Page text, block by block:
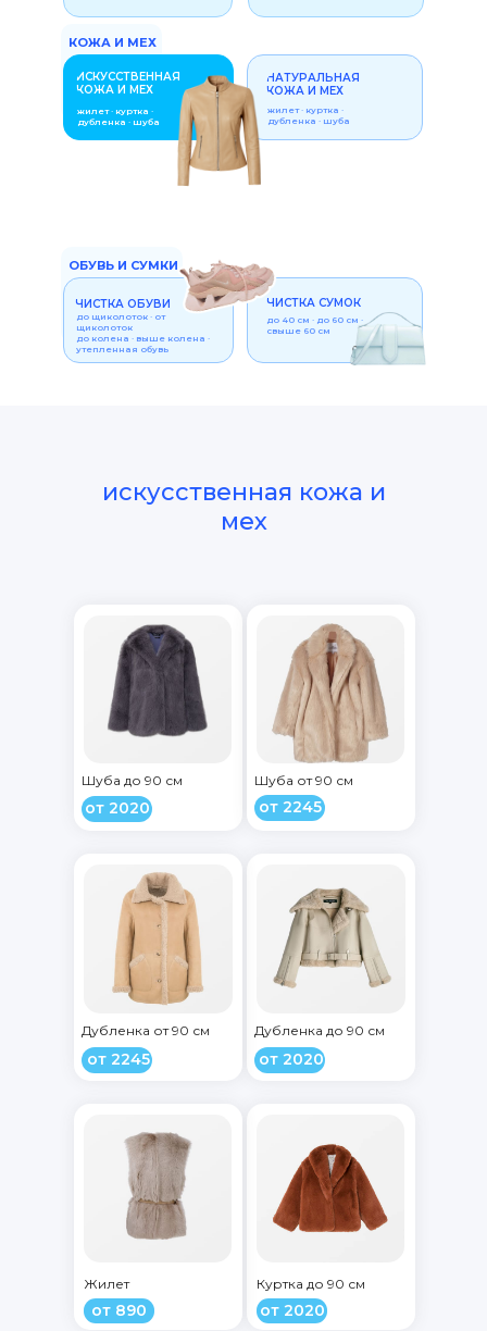
КОЖА И МЕХ
ИСКУССТВЕННАЯ
КОЖА И МЕХ
жилет · куртка ·
дубленка · шуба
НАТУРАЛЬНАЯ
КОЖА И МЕХ
жилет · куртка ·
дубленка · шуба
ОБУВЬ И СУМКИ
ЧИСТКА ОБУВИ
до щиколоток · от
щиколоток
до колена · выше колена ·
утепленная обувь
ЧИСТКА СУМОК
до 40 см · до 60 см ·
свыше 60 см
искусственная кожа и
мех
Дубленка до 90 см
от 2020
Шуба до 90 см
от 2020 от 2245
Шуба от 90 см
Куртка до 90 см
от 2020
Жилет
от 890
Дубленка от 90 см
от 2245